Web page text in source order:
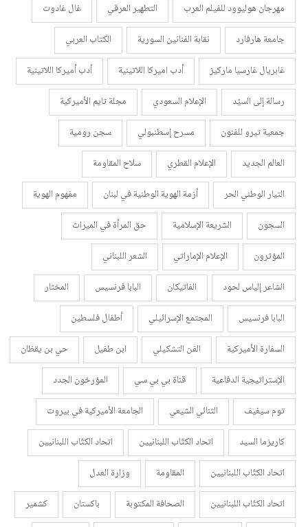
مهرجان هوليوود للفيلم العرب
التطهير العرقي
غال غادوت
جامعة هارفارد
نقابة الفنانين السورية
الكتاب العربي
غابريال غارسيا ماركيز
أدب اميركا اللاتينية
أدب أميركا اللاتينية
رسالة إلى السيّد
الإعلام السعودي
مجلة تايم الأميركية
جمعية تيرو للفنون
مسرح إسطنبولي
سجن رومية
العالم الجديد
الإعلام القطري
سلاح المقاومة
التيار الوطني الحر
أزمة الهوية الوطنية في لبنان
مفهوم الهوية
السجون
الشريعة الإسلامية
حق المرأة في الميراث
المؤثرون
الإعلام الإماراتي
الشعر اللبناني
الشاعر إلياس لحود
الفاتيكان البابا فرنسيس
المختار
البابا فرنسيس
المجتمع الإسرائيلي
أطفال فلسطين
السفارة الأميركية
الفن التشكيلي ابن طفيل
حي بن يقظان
الإستراتيجية الدفاعية
قناة بي بي سي
المؤرخون الجدد
توم سيغيف
الثنائي الشيعي
الجامعة الأميركية في بيروت
كاريزما السيد
اتحاد الكتّاب اللبنانيين
اتحاد الكتّاب اللبنانيين
اتحاد الكتّاب اللبنانيين
المقاومة
وزارة العدل
اتحاد الكتّاب اللبنانيين
الصحافة المكتوبة باكستان
كشمير